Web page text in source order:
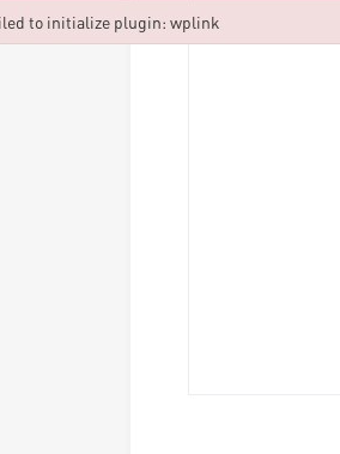
to initialize plugin: wplink
to initialize plugin: wplink